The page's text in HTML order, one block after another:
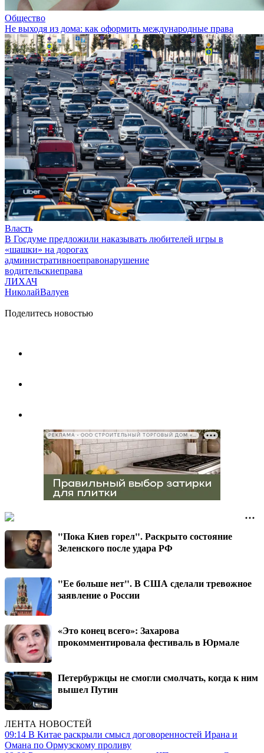
Общество
Не выходя из дома: как оформить международные права
Власть
В Госдуме предложили наказывать любителей игры в
«шашки» на дорогах
административноеправонарушение
водительскиеправа
ЛИХАЧ
НиколайВалуев
Поделитесь новостью
РЕКЛАМА • ООО СТРОИТЕЛЬНЫЙ ТОРГОВЫЙ ДОМ «ПЕТРОВИЧ», ИНН 7802348846
"Пока Киев горел". Раскрыто состояние
Зеленского после удара РФ
"Ее больше нет". В США сделали тревожное
заявление о России
«Это конец всего»: Захарова
прокомментировала фестиваль в Юрмале
Петербуржцы не смогли смолчать, когда к ним
вышел Путин
ЛЕНТА НОВОСТЕЙ
09:14 В Китае раскрыли смысл договоренностей Ирана и
Омана по Ормузскому проливу